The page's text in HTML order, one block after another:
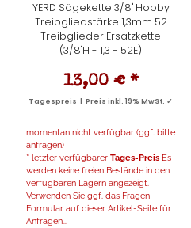
YERD Sägekette 3/8" Hobby
Treibgliedstärke 1,3mm 52
Treibglieder Ersatzkette
(3/8"H - 1,3 - 52E)
13,00 € *
Tagespreis | Preis inkl. 19% MwSt. ✓
momentan nicht verfügbar (ggf. bitte
anfragen)
* letzter verfügbarer Tages-Preis Es
werden keine freien Bestände in den
verfügbaren Lägern angezeigt.
Verwenden Sie ggf. das Fragen-
Formular auf dieser Artikel-Seite für
Anfragen...